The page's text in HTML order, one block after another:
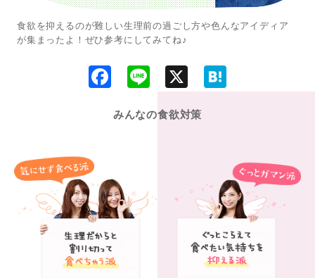
食欲を抑えるのが難しい生理前の過ごし方や色んなアイディア
が集まったよ！ぜひ参考にしてみてね♪
F
b
L
みんなの食欲対策